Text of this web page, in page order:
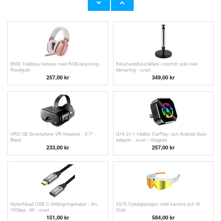
B500 Trådlösa hörlurar med RGB-belysning -
Roséguld
257,00 kr
Kökshanddukshållare i rostfritt stål med
dämpning - svart
349,00 kr
VRG Q8 Smartphone VR Headset - 5-7" -
Black
233,00 kr
Q1A 2-i-1 trådlös CarPlay- och Android Auto-
adapter - svart / färgglad
257,00 kr
Nylonflätad USB-C-förlängningskabel - 3m,
10Gbps, 4K - svart
151,00 kr
XV15 Cykelglasögon med kamera och AI -
Guld
584,00 kr